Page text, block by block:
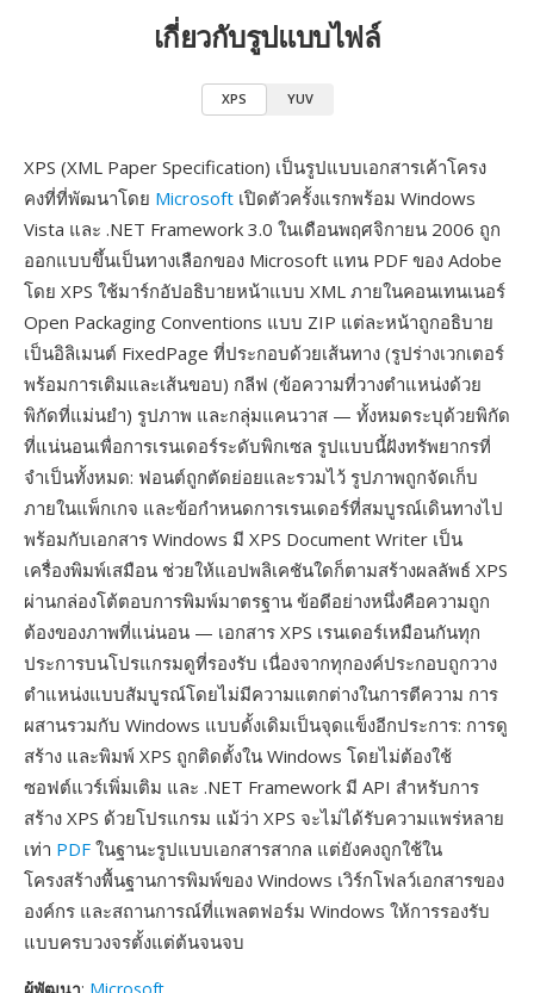
เกี่ยวกับรูปแบบไฟล์
XPS YUV
XPS (XML Paper Specification) เป็นรูปแบบเอกสารเค้าโครง
คงที่ที่พัฒนาโดย Microsoft เปิดตัวครั้งแรกพร้อม Windows
Vista และ .NET Framework 3.0 ในเดือนพฤศจิกายน 2006 ถูก
ออกแบบขึ้นเป็นทางเลือกของ Microsoft แทน PDF ของ Adobe
โดย XPS ใช้มาร์กอัปอธิบายหน้าแบบ XML ภายในคอนเทนเนอร์
Open Packaging Conventions แบบ ZIP แต่ละหน้าถูกอธิบาย
เป็นอิลิเมนต์ FixedPage ที่ประกอบด้วยเส้นทาง (รูปร่างเวกเตอร์
พร้อมการเติมและเส้นขอบ) กลีฟ (ข้อความที่วางตำแหน่งด้วย
พิกัดที่แม่นยำ) รูปภาพ และกลุ่มแคนวาส — ทั้งหมดระบุด้วยพิกัด
ที่แน่นอนเพื่อการเรนเดอร์ระดับพิกเซล รูปแบบนี้ฝังทรัพยากรที่
จำเป็นทั้งหมด: ฟอนต์ถูกตัดย่อยและรวมไว้ รูปภาพถูกจัดเก็บ
ภายในแพ็กเกจ และข้อกำหนดการเรนเดอร์ที่สมบูรณ์เดินทางไป
พร้อมกับเอกสาร Windows มี XPS Document Writer เป็น
เครื่องพิมพ์เสมือน ช่วยให้แอปพลิเคชันใดก็ตามสร้างผลลัพธ์ XPS
ผ่านกล่องโต้ตอบการพิมพ์มาตรฐาน ข้อดีอย่างหนึ่งคือความถูก
ต้องของภาพที่แน่นอน — เอกสาร XPS เรนเดอร์เหมือนกันทุก
ประการบนโปรแกรมดูที่รองรับ เนื่องจากทุกองค์ประกอบถูกวาง
ตำแหน่งแบบสัมบูรณ์โดยไม่มีความแตกต่างในการตีความ การ
ผสานรวมกับ Windows แบบดั้งเดิมเป็นจุดแข็งอีกประการ: การดู
สร้าง และพิมพ์ XPS ถูกติดตั้งใน Windows โดยไม่ต้องใช้
ซอฟต์แวร์เพิ่มเติม และ .NET Framework มี API สำหรับการ
สร้าง XPS ด้วยโปรแกรม แม้ว่า XPS จะไม่ได้รับความแพร่หลาย
เท่า PDF ในฐานะรูปแบบเอกสารสากล แต่ยังคงถูกใช้ใน
โครงสร้างพื้นฐานการพิมพ์ของ Windows เวิร์กโฟลว์เอกสารของ
องค์กร และสถานการณ์ที่แพลตฟอร์ม Windows ให้การรองรับ
แบบครบวงจรตั้งแต่ต้นจนจบ